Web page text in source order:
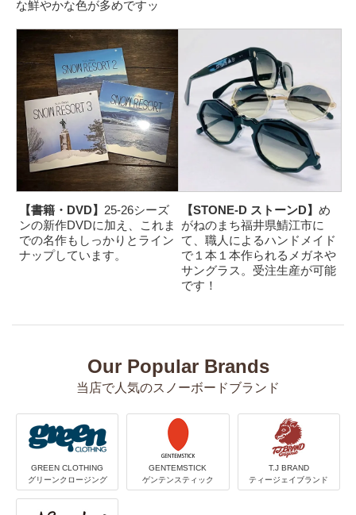
な鮮やかな色が多めですッ
【書籍・DVD】 25-26シーズ
ンの新作DVDに加え、これま
での名作もしっかりとライン
ナップしています。
【STONE-D ストーンD】 め
がねのまち福井県鯖江市に
て、職人によるハンドメイド
で１本１本作られるメガネや
サングラス。受注生産が可能
です！
Our Popular Brands
当店で人気のスノーボードブランド
GREEN CLOTHING
グリーンクロージング
GENTEMSTICK
ゲンテンスティック
T.J BRAND
ティージェイブランド